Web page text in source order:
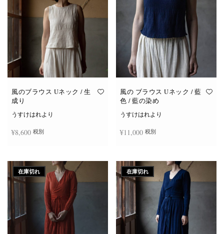
ま
す
風のブラウス Uネック / 生
成り
うすけはれより
¥8,600 税別
風の ブラウス Uネック / 藍
色 / 藍の染め
うすけはれより
¥11,000 税別
在庫切れ 在庫切れ